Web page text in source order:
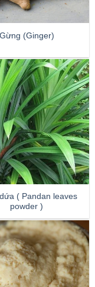
Gừng (Ginger)
( Pandan leaves
powder )